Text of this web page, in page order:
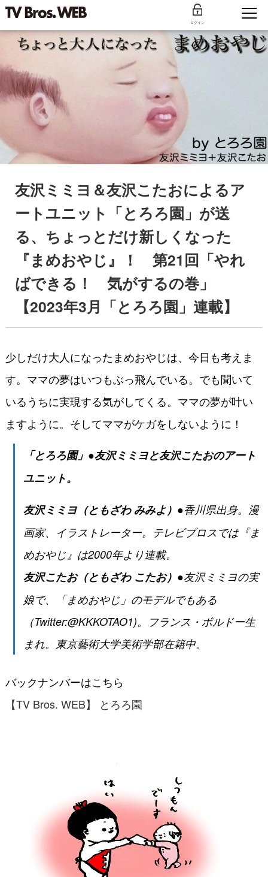
ログイン
友沢ミミヨ＆友沢こたおによるア
ートユニット「とろろ園」が送
る、ちょっとだけ新しくなった
『まめおやじ』！ 第21回「やれ
ばできる！ 気がするの巻」
【2023年3月「とろろ園」連載】
少しだけ大人になったまめおやじは、今日も考えま
す。ママの夢はいつもぶっ飛んでいる。でも聞いて
いるうちに実現する気がしてくる。ママの夢が叶い
ますように。そしてママがケガをしないように！
「とろろ園」●友沢ミミヨと友沢こたおのアート
ユニット。
友沢ミミヨ（ともざわ みみよ） ●香川県出身。漫
画家、イラストレーター。テレビブロスでは『ま
めおやじ』は2000年より連載。
友沢こたお（ともざわ こたお） ●友沢ミミヨの実
娘で、「まめおやじ」のモデルでもある
（Twitter:@KKKOTAO1)。フランス・ボルドー生
まれ。東京藝術大学美術学部在籍中。
バックナンバーはこちら
【TV Bros. WEB】 とろろ園